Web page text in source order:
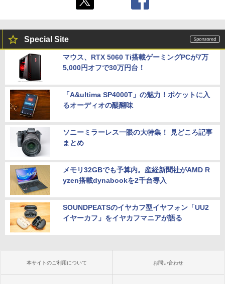
Special Site
マウス、RTX 5060 Ti搭載ゲーミングPCが7万
5,000円オフで30万円台！
「A&ultima SP4000T」の魅力！ポケットに入
るオーディオの醍醐味
ソニーミラーレス一眼の大特集！ 見どころ記事
まとめ
メモリ32GBでも予算内。産経新聞社がAMD R
yzen搭載dynabookを2千台導入
SOUNDPEATSのイヤカフ型イヤフォン「UU2
イヤーカフ」をイヤカフマニアが語る
本サイトのご利用について お問い合わせ